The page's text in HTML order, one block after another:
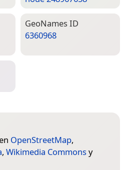
Geo­Names ID
6360968
OpenStreetMap,
, Wikimedia Commons y